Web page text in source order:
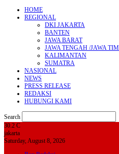
HOME
REGIONAL
DKI JAKARTA
BANTEN
JAWA BARAT
JAWA TENGAH /JAWA
KALIMANTAN
SUMATRA
NASIONAL
NEWS
PRESS RELEASE
REDAKSI
HUBUNGI KAMI
Search
30.2 C
jakarta
Saturday, August 8, 2026